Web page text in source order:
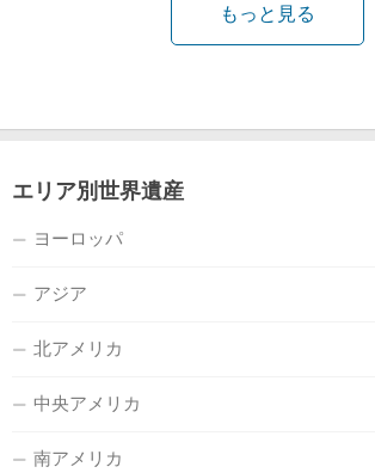
もっと見る
エリア別世界遺産
ヨーロッパ
アジア
北アメリカ
中央アメリカ
南アメリカ